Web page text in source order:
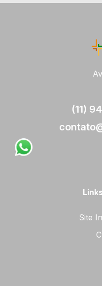
(11)
Site